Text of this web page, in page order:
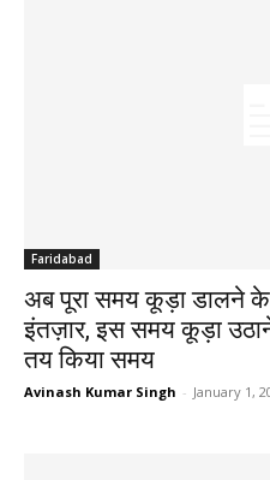
Faridabad
अब पूरा समय कूड़ा डालने के
इंतज़ार, इस समय कूड़ा
तय किया समय
Avinash Kumar Singh - January 1,